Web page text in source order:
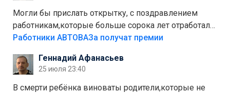
Могли бы прислать открытку, с поздравлением
работникам,которые больше сорока лет отработали
на предприятии.
Работники АВТОВАЗа получат премии
Геннадий Афанасьев
25 июля 23:40
В смерти ребёнка виноваты родители,которые не